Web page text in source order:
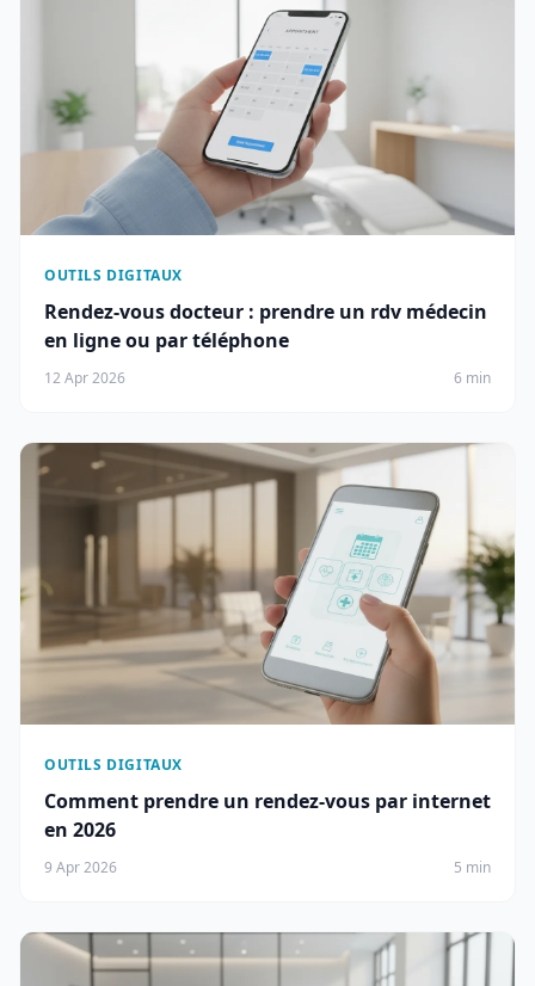
OUTILS DIGITAUX
Rendez-vous docteur : prendre un rdv médecin
en ligne ou par téléphone
12 Apr 2026 6 min
OUTILS DIGITAUX
Comment prendre un rendez-vous par internet
en 2026
9 Apr 2026 5 min